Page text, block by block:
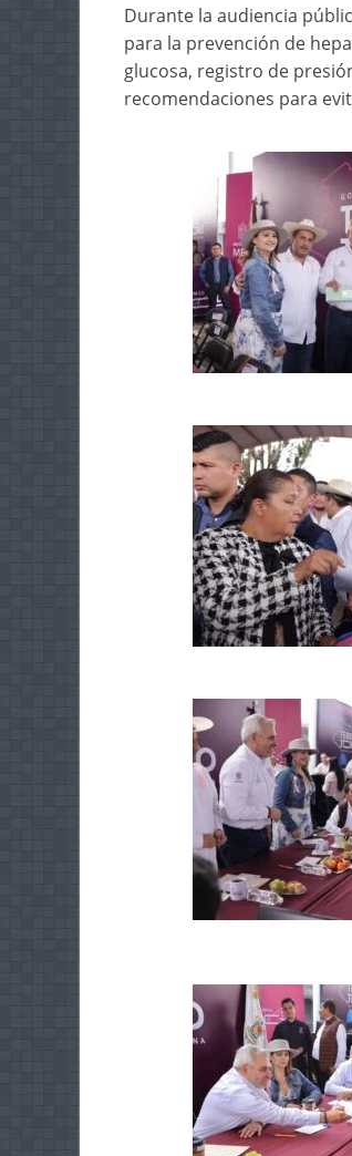
Durante la audiencia
para la prevención de
glucosa, registro de
recomendaciones para